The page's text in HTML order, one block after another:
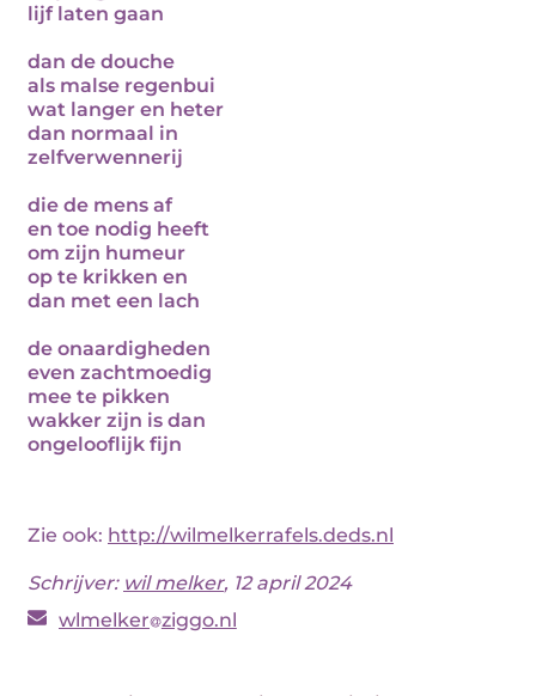
lijf laten gaan
dan de douche
als malse regenbui
wat langer en heter
dan normaal in
zelfverwennerij
die de mens af
en toe nodig heeft
om zijn humeur
op te krikken en
dan met een lach
de onaardigheden
even zachtmoedig
mee te pikken
wakker zijn is dan
ongelooflijk fijn
Zie ook: http://wilmelkerrafels.deds.nl
Schrijver: wil melker, 12 april 2024
wlmelker ziggo.nl